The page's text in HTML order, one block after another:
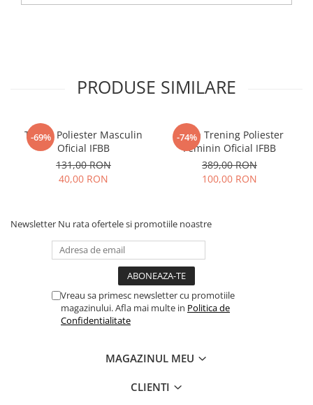
PRODUSE SIMILARE
-69%
Tricou Poliester Masculin
Oficial IFBB
131,00 RON
40,00 RON
-74%
Bluza Trening Poliester
Feminin Oficial IFBB
389,00 RON
100,00 RON
Newsletter Nu rata ofertele si promotiile noastre
Vreau sa primesc newsletter cu promotiile
magazinului. Afla mai multe in Politica de
Confidentialitate
MAGAZINUL MEU
CLIENTI